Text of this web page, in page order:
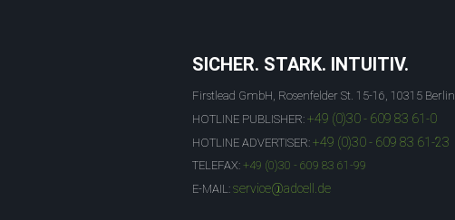
SICHER. STARK. INTUITIV.
Firstlead GmbH, Rosenfelder St. 15-16, 10315 Berlin
HOTLINE PUBLISHER: +49 (0)30 - 609 83 61-0
HOTLINE ADVERTISER: +49 (0)30 - 609 83 61-23
TELEFAX: +49 (0)30 - 609 83 61-99
E-MAIL: service@adcell.de